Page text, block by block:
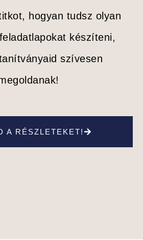
hogyan tudsz olyan
készíteni,
szívesen
A RÉSZLETEKET!